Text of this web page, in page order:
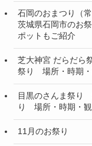
石岡のおまつり（
茨城県石岡市のお
ポットもご紹介
芝大神宮 だらだら
祭り 場所・時期・
目黒のさんま祭り
り 場所・時期・
11月のお祭り